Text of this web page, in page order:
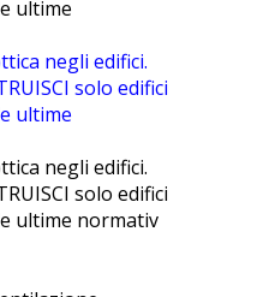
negli edifici.
solo edifici
ultime
negli edifici.
solo edifici
ultime normativ